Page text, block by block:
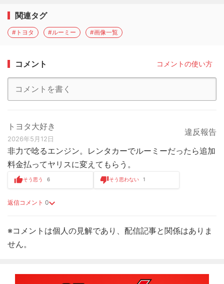
関連タグ
#トヨタ #ルーミー #画像一覧
コメント コメントの使い方
トヨタ大好き
2026年5月12日
違反報告
非力で唸るエンジン。レンタカーでルーミーだったら追加
料金払ってヤリスに変えてもらう。
返信コメント 0
そう思う 6 そう思わない 1
※コメントは個人の見解であり、配信記事と関係はありま
せん。